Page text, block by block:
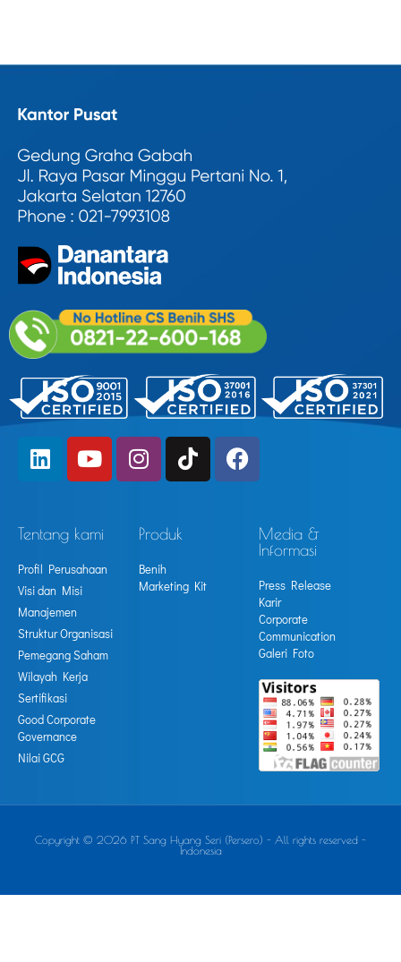
Tentang kami
Profil Perusahaan
Visi dan Misi
Manajemen
Struktur Organisasi
Pemegang Saham
Wilayah Kerja
Sertifikasi
Good Corporate
Governance
Nilai GCG
Produk
Benih
Marketing Kit
Media &
Informasi
Press Release
Karir
Corporate
Communication
Galeri Foto
Copyright © 2026 PT Sang Hyang Seri (Persero) - All rights reserved -
Indonesia